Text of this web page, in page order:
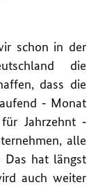
schon in der
die
dass die
‑ Monat
Jahrzehnt ‑
alle
Das hat längst
auch weiter